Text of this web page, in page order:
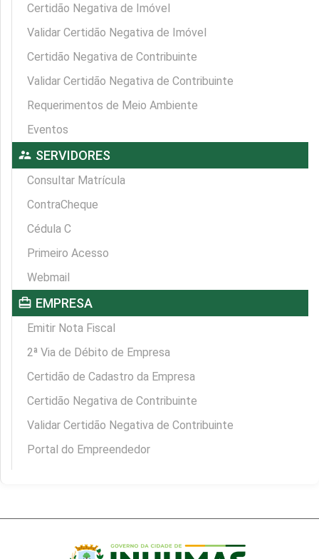
Certidão Negativa de Imóvel
Validar Certidão Negativa de Imóvel
Certidão Negativa de Contribuinte
Validar Certidão Negativa de Contribuinte
Requerimentos de Meio Ambiente
Eventos
supervisor_account SERVIDORES
Consultar Matrícula
ContraCheque
Cédula C
Primeiro Acesso
Webmail
card_travel EMPRESA
Emitir Nota Fiscal
2ª Via de Débito de Empresa
Certidão de Cadastro da Empresa
Certidão Negativa de Contribuinte
Validar Certidão Negativa de Contribuinte
Portal do Empreendedor